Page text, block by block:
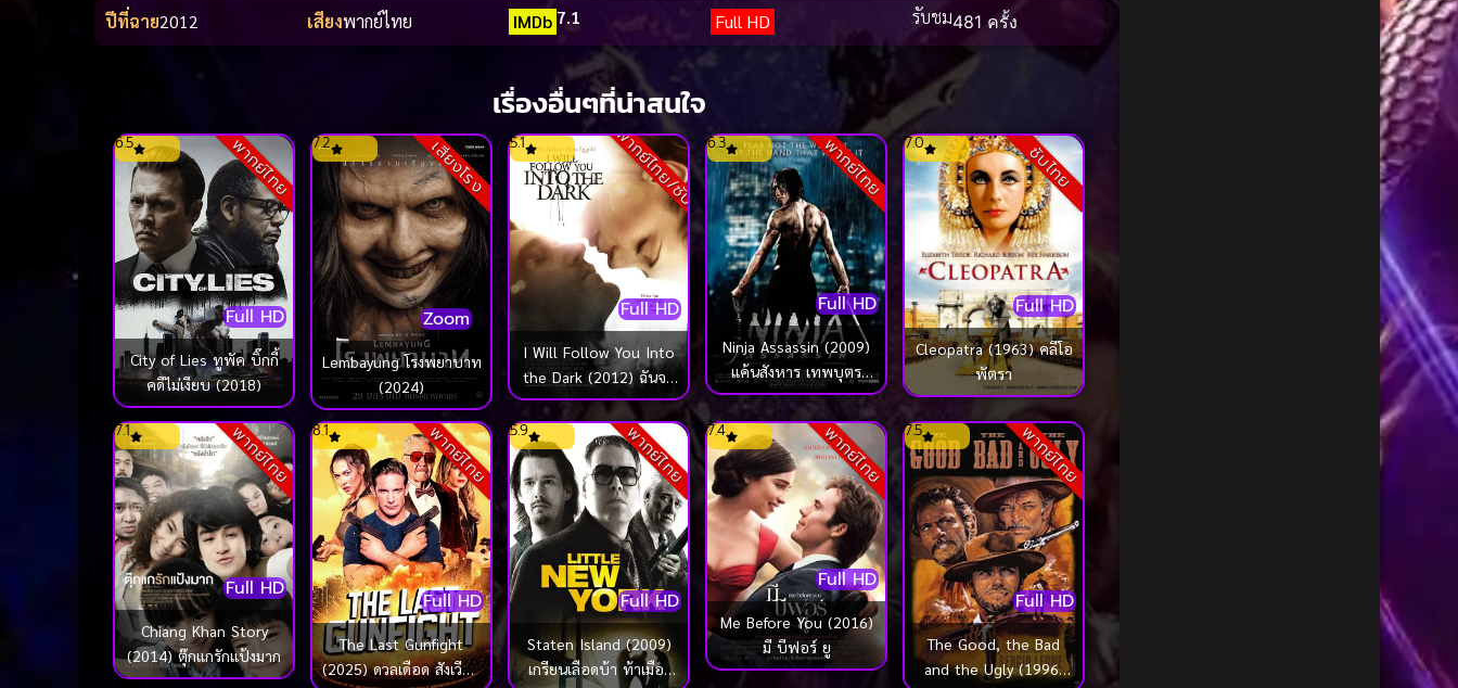
ปีที่ฉาย2012 เสียงพากย์ไทย IMDb 7.1 Full HD รับชม481 ครั้ง
เรื่องอื่นๆที่น่าสนใจ
พากย์ไทย
Full HD
6.5
City of Lies ทูพัค บิ๊กกี้
คดีไม่เงียบ (2018)
เสียงโรง
Zoom
7.2
Lembayung โรงพยาบาท
(2024)
พากย์ไทย/ซับ
Full HD
5.1
I Will Follow You Into
the Dark (2012) ฉันจะ
ตามเธอไปแม้ในความมืด
พากย์ไทย
Full HD
6.3
Ninja Assassin (2009)
แค้นสังหาร เทพบุตร
นินจามหากาฬ
ซับไทย
Full HD
7.0
Cleopatra (1963) คลีโอ
พัตรา
พากย์ไทย
Full HD
7.1
Chiang Khan Story
(2014) ตุ๊กแกรักแป้งมาก
พากย์ไทย
Full HD
8.1
The Last Gunfight
(2025) ดวลเดือด สังเวียน
พากย์ไทย
Full HD
5.9
Staten Island (2009)
เกรียนเลือดบ้า ท้าเมือง
พากย์ไทย
Full HD
7.4
Me Before You (2016)
มี บีฟอร์ ยู
พากย์ไทย
Full HD
7.5
The Good, the Bad
and the Ugly (1996)